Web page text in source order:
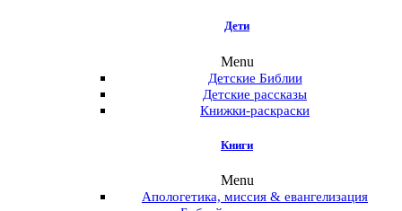
Дети
Menu
Детские Библии
Детские рассказы
Книжки-раскраски
Книги
Menu
Апологетика, миссия & евангелизация